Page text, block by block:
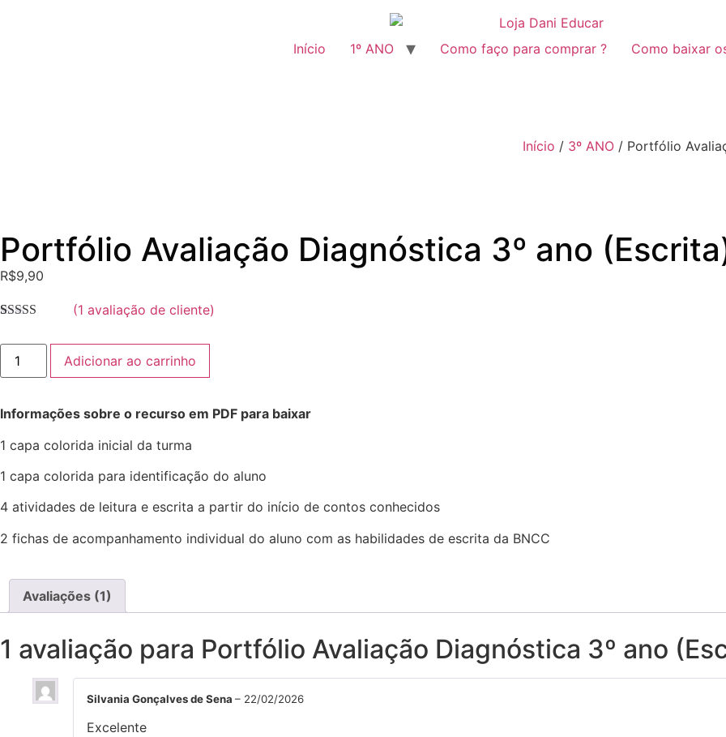
Início 1º ANO Como faço para comprar ? Como baixar
Início / 3º ANO / Portfólio
Portfólio Avaliação Diagnóstica 3º ano
R$9,90
como4.00
de 5, com
baseado
em
de cliente
(1 avaliação de cliente)
Adicionar ao carrinho
Informações sobre o recurso em PDF para baixar
1 capa colorida inicial da turma
1 capa colorida para identificação do aluno
4 atividades de leitura e escrita a partir do início de contos conhecidos
2 fichas de acompanhamento individual do aluno com as habilidades de escrita da BNCC
Avaliações (1)
1 avaliação para Portfólio Avaliação Diagnóstica 3º ano
Silvania Gonçalves de Sena – 22/02/2026
Excelente